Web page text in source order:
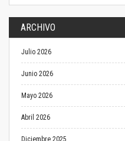
ARCHIVO
Julio 2026
Junio 2026
Mayo 2026
Abril 2026
Diciembre 2025